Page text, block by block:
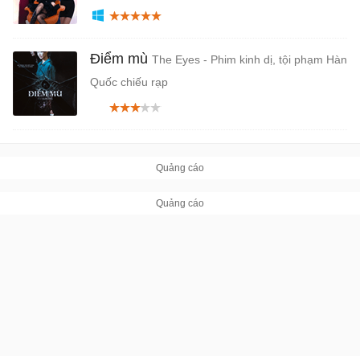
Điểm mù The Eyes - Phim kinh dị, tội phạm Hàn
Quốc chiếu rạp